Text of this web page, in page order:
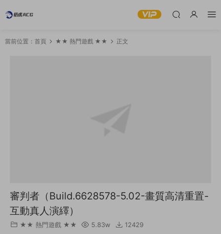
當前位置： 首頁 ★★ 熱門遊戲 ★★ 正文
審判者（Build.6628578-5.02-畫質高清重置-
互動真人演繹）
★★ 熱門遊戲 ★★ 5.83w 12429